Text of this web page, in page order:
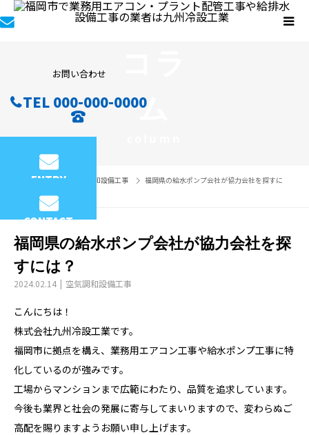
お問い合わせ
TEL 000-000-0000
ENTRY
CONTACT
ム
コラム 空気調和設備工事
福岡県の給水ポンプ会社が協力会社を探すに
福岡県の給水ポンプ会社が協力会社を探
すには？
2024.02.14 空気調和設備工事
こんにちは！
株式会社九州冷設工業です。
福岡市に拠点を構え、業務用エアコン工事や給水ポンプ工事に特
化しているのが強みです。
工場からマンションまで広範にわたり、品質を追求しています。
今後も業界と社会の発展に寄与してまいりますので、変わらぬご
高配を賜りますようお願い申し上げます。